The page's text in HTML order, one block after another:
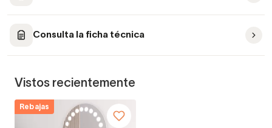
Consulta la ficha técnica
Vistos recientemente
Rebajas